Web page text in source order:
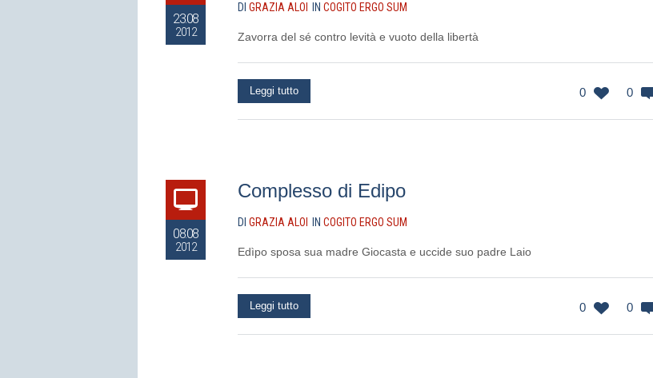
23.08
2012
DI GRAZIA ALOI IN COGITO ERGO SUM
Zavorra del sé contro levità e vuoto della libertà
0 0
Leggi tutto
08.08
2012
Complesso di Edipo
DI GRAZIA ALOI IN COGITO ERGO SUM
Edìpo sposa sua madre Giocasta e uccide suo padre Laio
0 0
Leggi tutto